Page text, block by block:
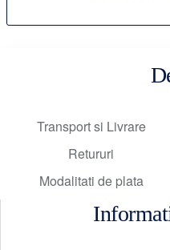
Transport si Livrare
Retururi
Modalitati de plata